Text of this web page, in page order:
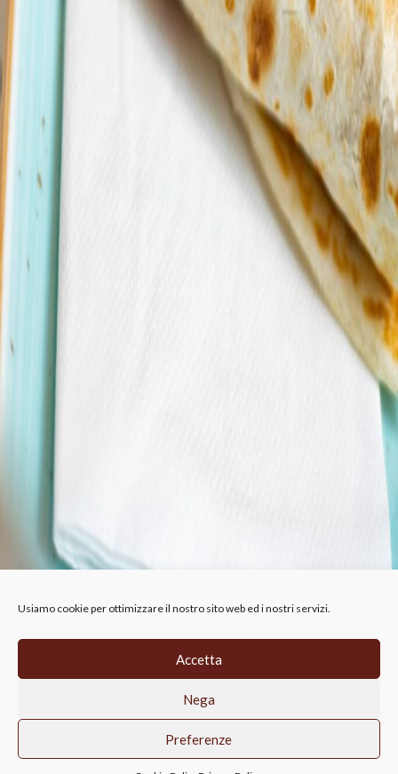
Usiamo cookie per ottimizzare il nostro sito web ed i nostri servizi.
Accetta
Nega
Preferenze
CIRFOOD RETAIL SRL, Via A.B. Nobel 19,
Reggio Emilia, 42124 (RE),
Cookie-Policy